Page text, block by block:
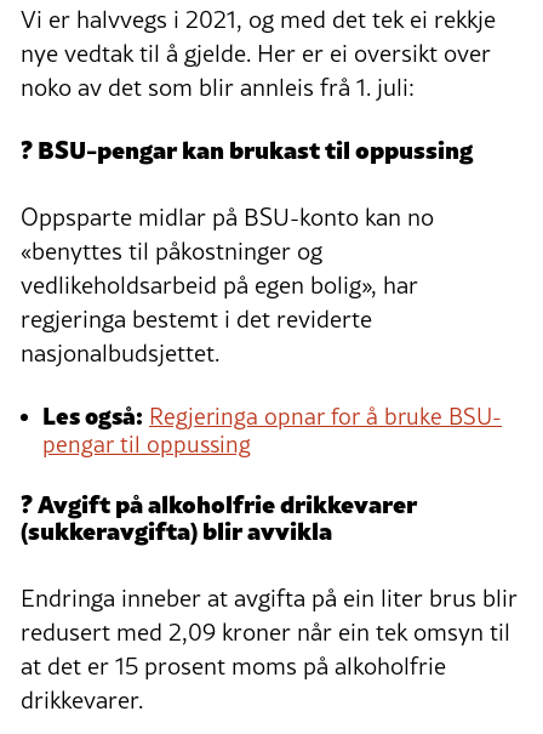
Vi er halvvegs i 2021, og med det tek ei rekkje
nye vedtak til å gjelde. Her er ei oversikt over
noko av det som blir annleis frå 1. juli:
? BSU-pengar kan brukast til oppussing
Oppsparte midlar på BSU-konto kan no
«benyttes til påkostninger og
vedlikeholdsarbeid på egen bolig», har
regjeringa bestemt i det reviderte
nasjonalbudsjettet.
Les også: Regjeringa opnar for å bruke BSU-
pengar til oppussing
? Avgift på alkoholfrie drikkevarer
(sukkeravgifta) blir avvikla
Endringa inneber at avgifta på ein liter brus blir
redusert med 2,09 kroner når ein tek omsyn til
at det er 15 prosent moms på alkoholfrie
drikkevarer.